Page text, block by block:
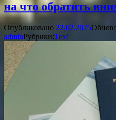
на что обратить
Опубликовано 22.02.2025
adminРубрики:Text